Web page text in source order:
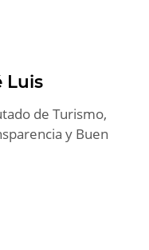
Luis
de Turismo,
y Buen